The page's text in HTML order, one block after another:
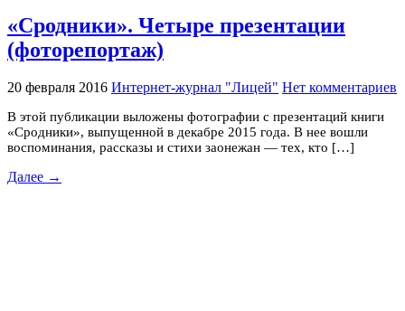
«Сродники». Четыре презентации
(фоторепортаж)
20 февраля 2016 Интернет-журнал "Лицей" Нет комментариев
В этой публикации выложены фотографии с презентаций книги
«Сродники», выпущенной в декабре 2015 года. В нее вошли
воспоминания, рассказы и стихи заонежан — тех, кто […]
Далее →